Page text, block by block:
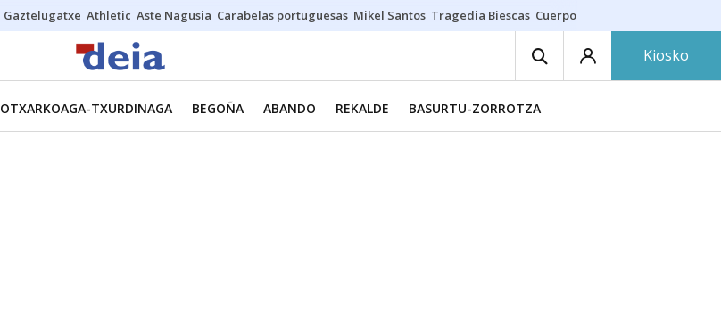
Gaztelugatxe Athletic Aste Nagusia Carabelas portuguesas Mikel Santos Tragedia Biescas Cuerpo ría
Kiosko
OTXARKOAGA-TXURDINAGA BEGOÑA ABANDO REKALDE BASURTU-ZORROTZA